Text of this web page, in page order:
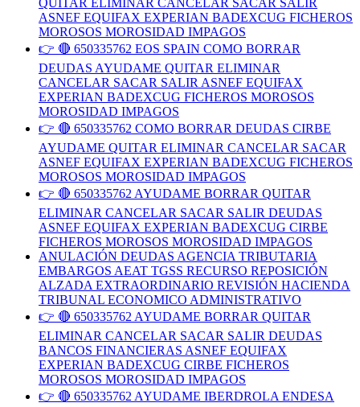
ASNEF EQUIFAX EXPERIAN BADEXCUG FICHEROS
MOROSOS MOROSIDAD IMPAGOS
👉 🔴 650335762 EOS SPAIN COMO BORRAR
DEUDAS AYUDAME QUITAR ELIMINAR
CANCELAR SACAR SALIR ASNEF EQUIFAX
EXPERIAN BADEXCUG FICHEROS MOROSOS
MOROSIDAD IMPAGOS
👉 🔴 650335762 COMO BORRAR DEUDAS CIRBE
AYUDAME QUITAR ELIMINAR CANCELAR SACAR
ASNEF EQUIFAX EXPERIAN BADEXCUG FICHEROS
MOROSOS MOROSIDAD IMPAGOS
👉 🔴 650335762 AYUDAME BORRAR QUITAR
ELIMINAR CANCELAR SACAR SALIR DEUDAS
ASNEF EQUIFAX EXPERIAN BADEXCUG CIRBE
FICHEROS MOROSOS MOROSIDAD IMPAGOS
ANULACIÓN DEUDAS AGENCIA TRIBUTARIA
EMBARGOS AEAT TGSS RECURSO REPOSICIÓN
ALZADA EXTRAORDINARIO REVISIÓN HACIENDA
TRIBUNAL ECONOMICO ADMINISTRATIVO
👉 🔴 650335762 AYUDAME BORRAR QUITAR
ELIMINAR CANCELAR SACAR SALIR DEUDAS
BANCOS FINANCIERAS ASNEF EQUIFAX
EXPERIAN BADEXCUG CIRBE FICHEROS
MOROSOS MOROSIDAD IMPAGOS
👉 🔴 650335762 AYUDAME IBERDROLA ENDESA